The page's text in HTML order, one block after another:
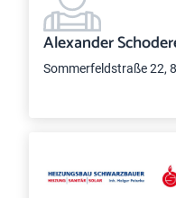
Alexander
Sommerfeldstraße 22,